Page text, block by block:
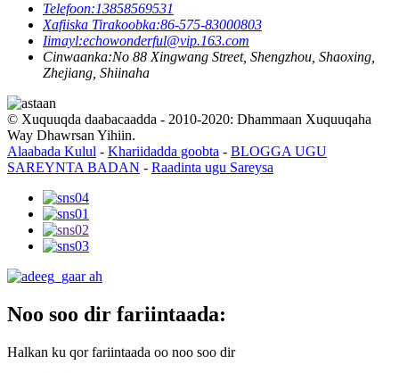
Telefoon:13858569531
Xafiiska Tirakoobka:86-575-83000803
Iimayl:echowonderful@vip.163.com
Cinwaanka:No 88 Xingwang Street, Shengzhou, Shaoxing,
Zhejiang, Shiinaha
© Xuquuqda daabacaadda - 2010-2020: Dhammaan Xuquuqaha
Way Dhawrsan Yihiin.
Alaabada Kulul - Khariidadda goobta - BLOGGA UGU
SAREYNTA BADAN - Raadinta ugu Sareysa
Noo soo dir fariintaada:
Halkan ku qor fariintaada oo noo soo dir